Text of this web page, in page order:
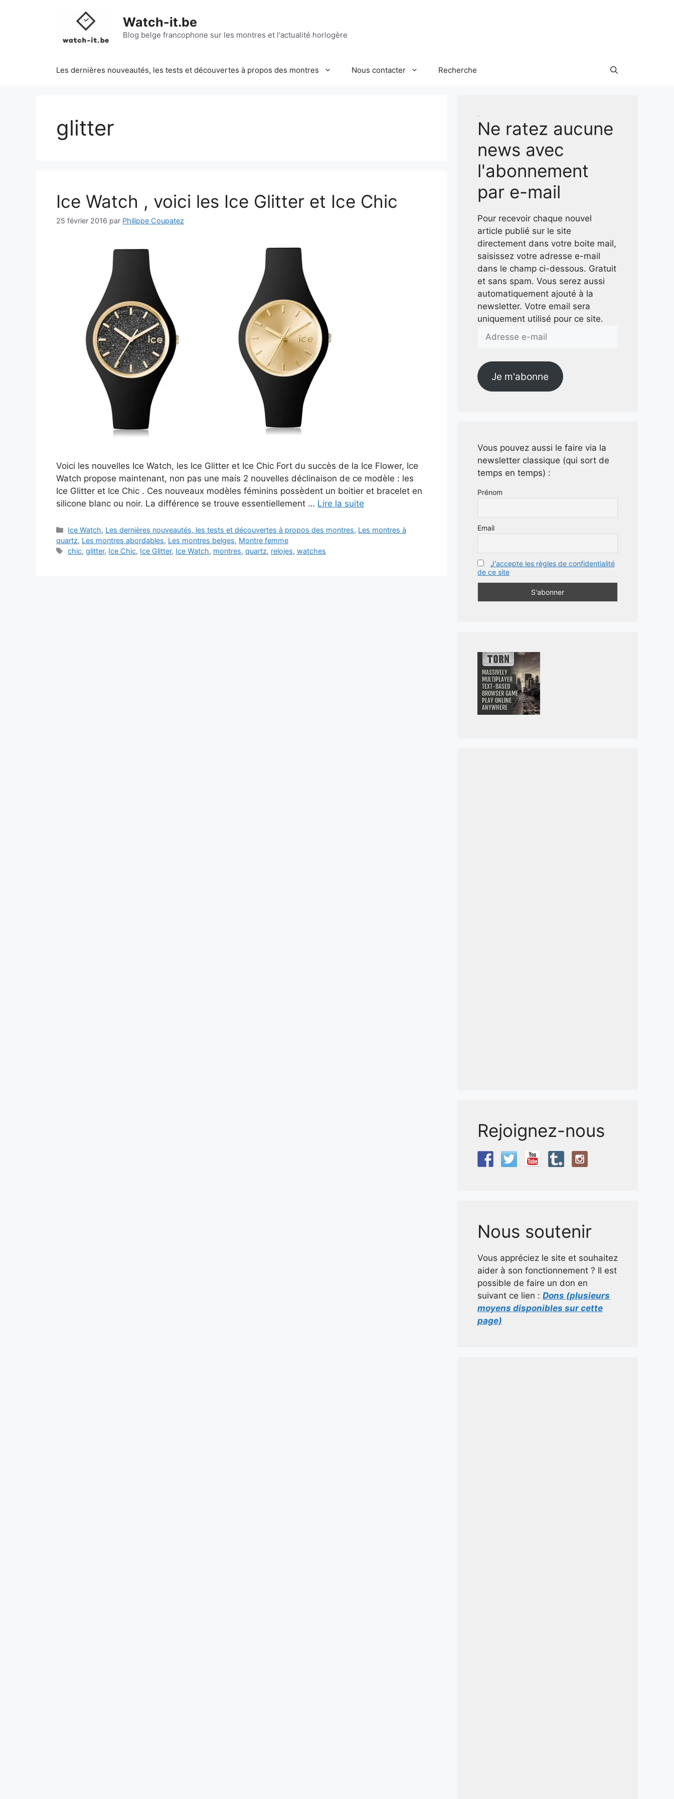
Watch-it.be
Blog belge francophone sur les montres et l'actualité horlogère
Les dernières nouveautés, les tests et découvertes à propos des montres Nous contacter Recherche
glitter
Ice Watch , voici les Ice Glitter et Ice Chic
25 février 2016 par Philippe Coupatez
Voici les nouvelles Ice Watch, les Ice Glitter et Ice Chic Fort du succès de la Ice Flower, Ice
Watch propose maintenant, non pas une mais 2 nouvelles déclinaison de ce modèle : les
Ice Glitter et Ice Chic . Ces nouveaux modèles féminins possèdent un boitier et bracelet en
silicone blanc ou noir. La différence se trouve essentiellement … Lire la suite
Catégories
Ice Watch, Les dernières nouveautés, les tests et découvertes à propos des montres, Les montres à
quartz, Les montres abordables, Les montres belges, Montre femme
Étiquettes
chic,glitter, Ice Chic, Ice Glitter, Ice Watch, montres,quartz, relojes,watches
Ne ratez aucune
news avec
l'abonnement
par e-mail
Pour recevoir chaque nouvel
article publié sur le site
directement dans votre boite mail,
saisissez votre adresse e-mail
dans le champ ci-dessous. Gratuit
et sans spam. Vous serez aussi
automatiquement ajouté à la
newsletter. Votre email sera
uniquement utilisé pour ce site.
e-
Je m'abonne
Vous pouvez aussi le faire via la
newsletter classique (qui sort de
temps en temps) :
Prénom
Email
J'accepte les règles de confidentialité
de ce site
Rejoignez-nous
Nous soutenir
Vous appréciez le site et souhaitez
aider à son fonctionnement ? Il est
possible de faire un don en
suivant ce lien : Dons (plusieurs
moyens disponibles sur cette
page)